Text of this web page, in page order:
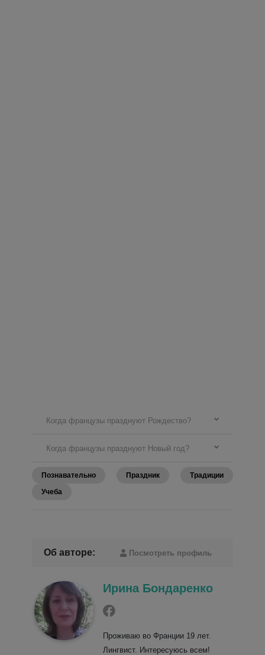
Когда французы празднуют Рождество?
Когда французы празднуют Новый год?
Познавательно Праздник
Традиции
Учеба
Об авторе: Посмотреть профиль
Ирина Бондаренко
Проживаю во Франции 19 лет.
Лингвист. Интересуюсь всем!